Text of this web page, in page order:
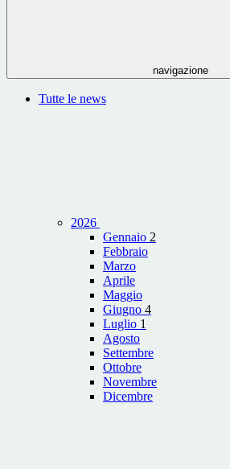
navigazione
Tutte le news
2026
Gennaio 2
Febbraio
Marzo
Aprile
Maggio
Giugno 4
Luglio 1
Agosto
Settembre
Ottobre
Novembre
Dicembre